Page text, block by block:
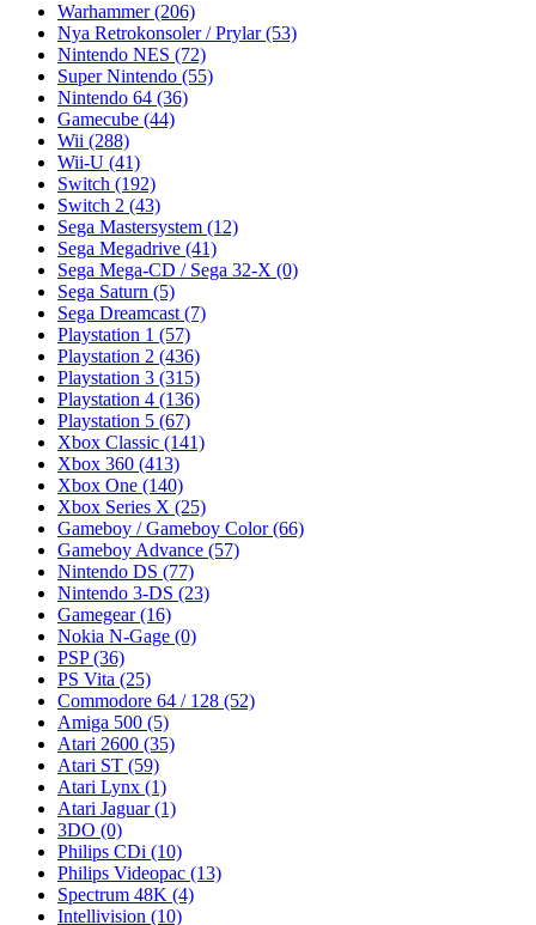
Warhammer(206)
Nya Retrokonsoler / Prylar(53)
Nintendo NES (72)
Super Nintendo (55)
Nintendo 64 (36)
Gamecube (44)
Wii (288)
Wii-U (41)
Switch (192)
Switch 2 (43)
Sega Mastersystem (12)
Sega Megadrive (41)
Sega Mega-CD / Sega 32-X (0)
Sega Saturn (5)
Sega Dreamcast (7)
Playstation 1 (57)
Playstation 2 (436)
Playstation 3 (315)
Playstation 4 (136)
Playstation 5 (67)
Xbox Classic (141)
Xbox 360 (413)
Xbox One (140)
Xbox Series X (25)
Gameboy / Gameboy Color(66)
Gameboy Advance (57)
Nintendo DS (77)
Nintendo 3-DS (23)
Gamegear(16)
Nokia N-Gage (0)
PSP(36)
PS Vita (25)
Commodore 64 / 128 (52)
Amiga 500 (5)
Atari 2600 (35)
Atari ST (59)
Atari Lynx (1)
Atari Jaguar(1)
3DO (0)
Philips CDi (10)
Philips Videopac (13)
Spectrum 48K (4)
Intellivision (10)